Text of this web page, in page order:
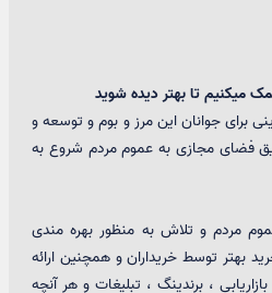
میکنیم تا بهتر دیده شوید
برای جوانان این مرز و بوم و توسعه و
فضای مجازی به عموم مردم شروع به
مردم و تلاش به منظور بهره مندی
بهتر توسط خریداران و همچنین ارائه
، برندینگ ، تبلیغات و هر آنچه